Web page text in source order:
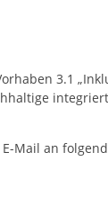
3.1
Mail an